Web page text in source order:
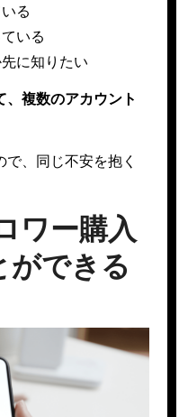
る
いる
に知りたい
複数のアカウント
、同じ不安を抱く
ワー購入
ができる